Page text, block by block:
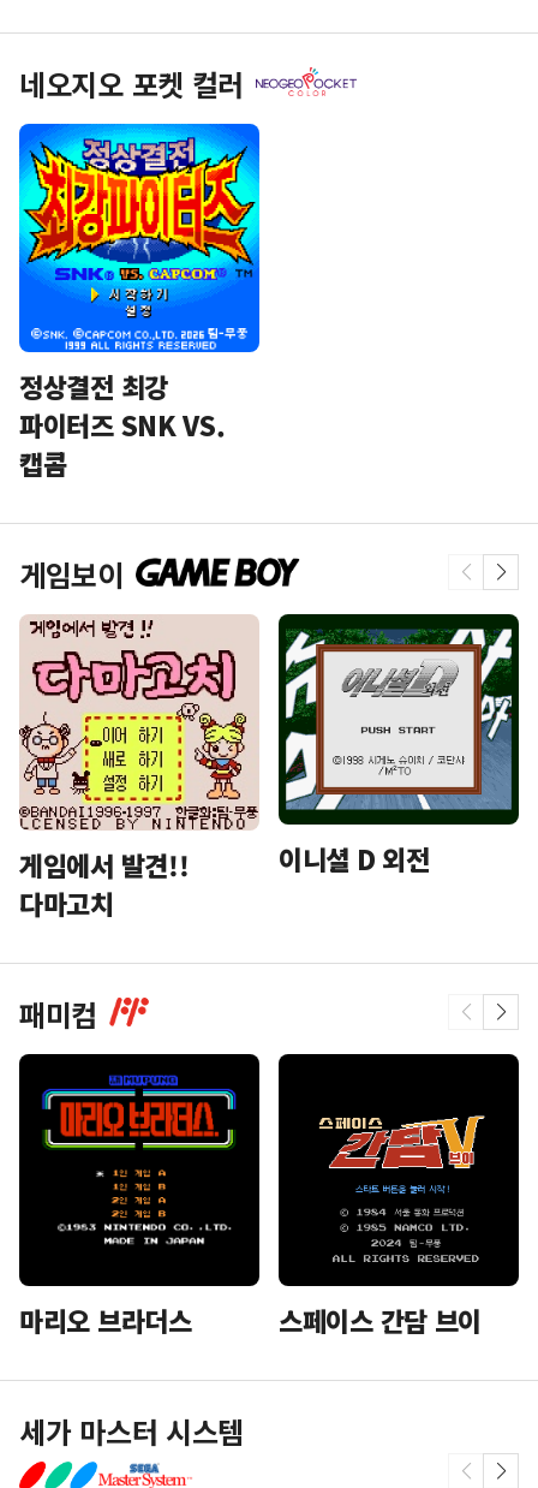
네오지오 포켓 컬러
정상결전 최강
파이터즈 SNK VS.
캡콤
게임보이
게임에서 발견!!
다마고치
이니셜 D 외전
패미컴
마리오 브라더스 스페이스 간담 브이
세가 마스터 시스템